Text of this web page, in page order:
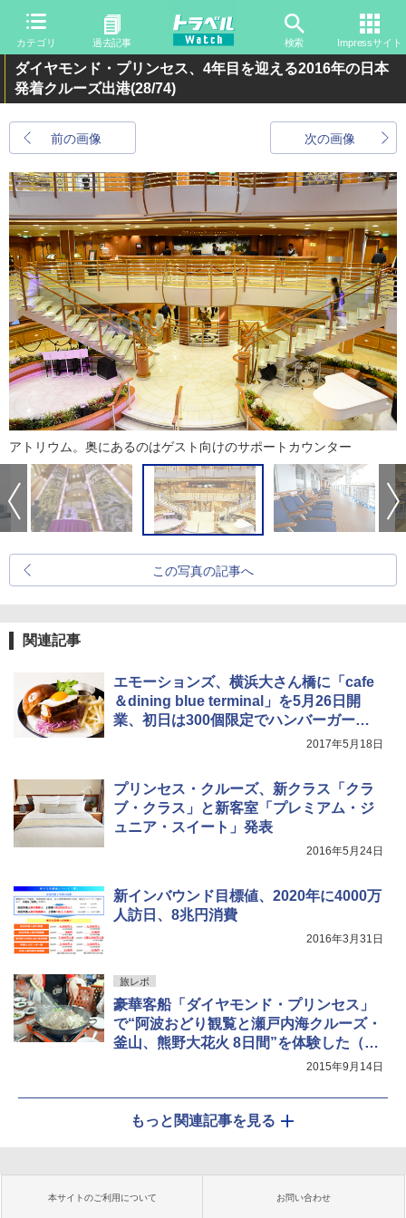
カテゴリ 過去記事 検索 Impressサイト
ダイヤモンド・プリンセス、4年目を迎える2016年の日本
発着クルーズ出港(28/74)
前の画像 次の画像
アトリウム。奥にあるのはゲスト向けのサポートカウンター
この写真の記事へ
関連記事
エモーションズ、横浜大さん橋に「cafe
＆dining blue terminal」を5月26日開
業、初日は300個限定でハンバーガー無
2017年5月18日
プリンセス・クルーズ、新クラス「クラ
ブ・クラス」と新客室「プレミアム・ジ
ュニア・スイート」発表
2016年5月24日
新インバウンド目標値、2020年に4000万
人訪日、8兆円消費
2016年3月31日
旅レポ
豪華客船「ダイヤモンド・プリンセス」
で“阿波おどり観覧と瀬戸内海クルーズ・
釜山、熊野大花火 8日間”を体験した（後
2015年9月14日
もっと関連記事を見る
本サイトのご利用について お問い合わせ